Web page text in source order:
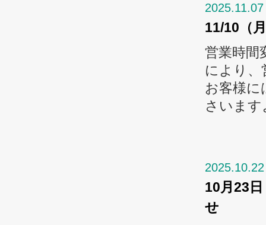
2025.11.07
11/10（
営業時間
により、
お客様
さいま
2025.10.22
10月23
せ